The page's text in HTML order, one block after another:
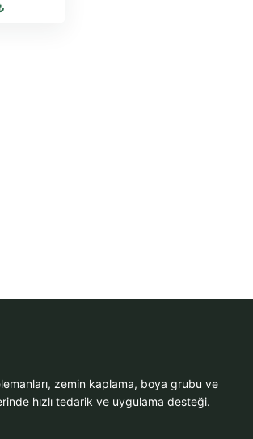
zemin kaplama, boya grubu ve
hızlı tedarik ve uygulama desteği.